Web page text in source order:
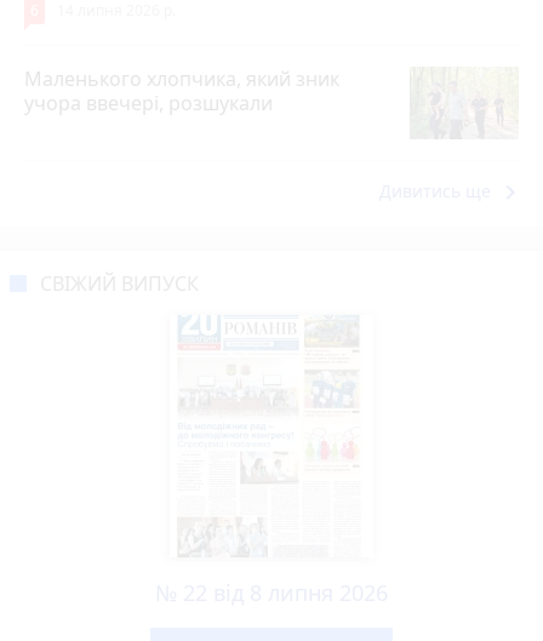
Маленького хлопчика, який зник
учора ввечері, розшукали